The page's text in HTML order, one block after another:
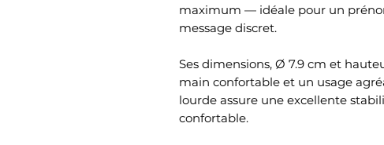
maximum — idéale pour un
message discret.
Ses dimensions, Ø 7.9 cm et
main confortable et un usage
lourde assure une excellente
confortable.